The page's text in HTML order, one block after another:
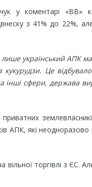
у коментарі «ВВ»
з 41% до 22%,
український АПК
Це
сфери, держава
АПК, які
торгівлі з ЄС.